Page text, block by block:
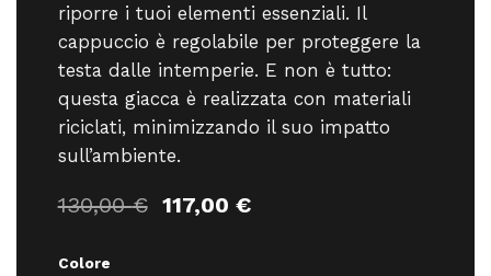
riporre i tuoi elementi essenziali. Il
cappuccio è regolabile per proteggere la
testa dalle intemperie. E non è tutto:
questa giacca è realizzata con materiali
riciclati, minimizzando il suo impatto
sull’ambiente.
130,00€ Il
117,00 €Il
Colore